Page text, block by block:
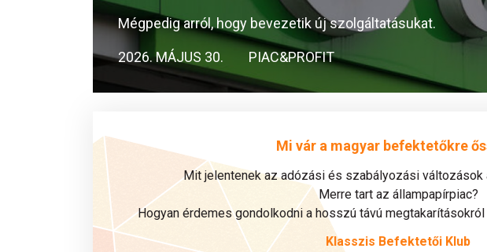
Mégpedig arról, hogy bevezetik új szolgáltatásukat.
2026. MÁJUS 30. PIAC&PROFIT
Mi vár a magyar befektetőkre
Mit jelentenek az adózási és szabályozási változások
Merre tart az állampapírpiac?
Hogyan érdemes gondolkodni a hosszú távú
Klasszis Befektetői Klub